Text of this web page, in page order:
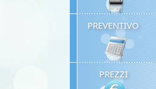
PREVENTIVO
PREZZI